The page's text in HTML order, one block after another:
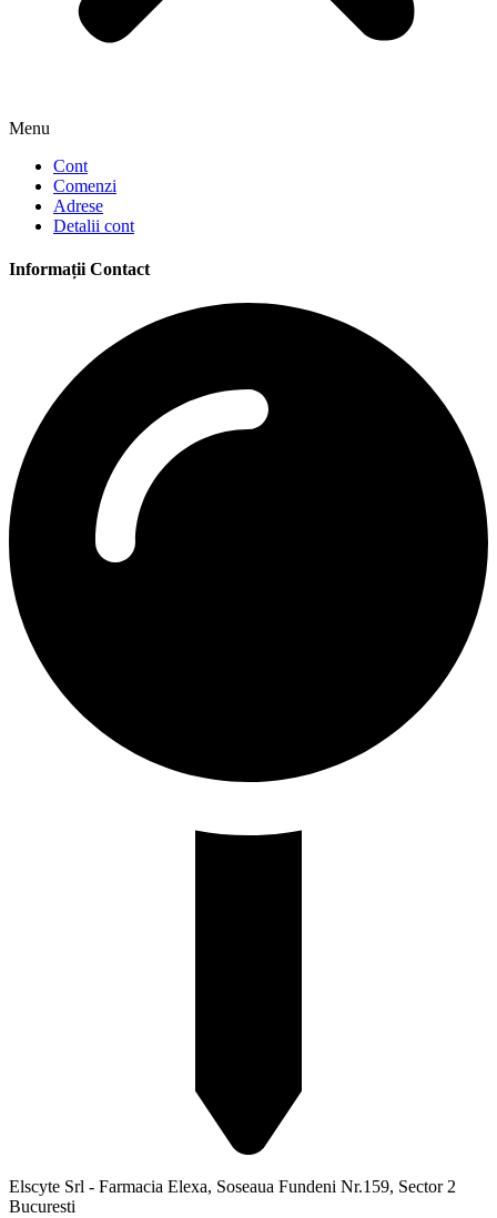
Menu
Cont
Comenzi
Adrese
Detalii cont
Informații Contact
Elscyte Srl - Farmacia Elexa, Soseaua Fundeni Nr.159, Sector 2
Bucuresti